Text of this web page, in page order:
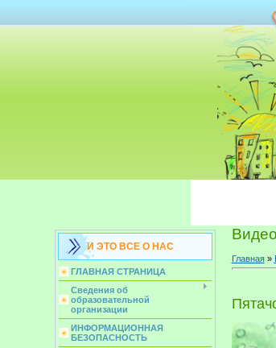
И ЭТО ВСЕ О НАС
ГЛАВНАЯ СТРАНИЦА
Сведения об
образовательной
организации
ИНФОРМАЦИОННАЯ
БЕЗОПАСНОСТЬ
Видео
Главная»